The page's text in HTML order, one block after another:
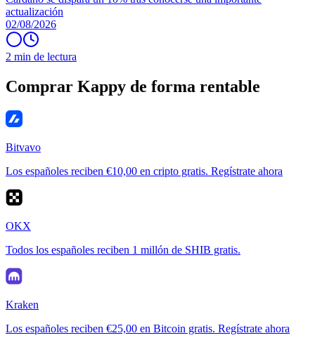
actualización
02/08/2026
2 min de lectura
Comprar Kappy de forma rentable
Bitvavo
Los españoles reciben €10,00 en cripto gratis. Regístrate ahora
OKX
Todos los españoles reciben 1 millón de SHIB gratis.
Kraken
Los españoles reciben €25,00 en Bitcoin gratis. Regístrate ahora